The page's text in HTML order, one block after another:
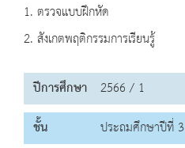
1. ตรวจแบบฝึกหัด
2. สังเกตพฤติกรรมการเรียนรู้
ปีการศึกษา 2566 / 1
ชั้น
ประถมศึกษาปีที่ 3